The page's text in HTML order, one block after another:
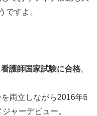
ですよ。
看護師国家試験に合格。
両立しながら2016年6
ャーデビュー。